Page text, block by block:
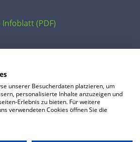
(PDF)
unserer Besucherdaten platzieren, um
personalisierte Inhalte anzuzeigen und
Erlebnis zu bieten. Für weitere
verwendeten Cookies öffnen Sie die